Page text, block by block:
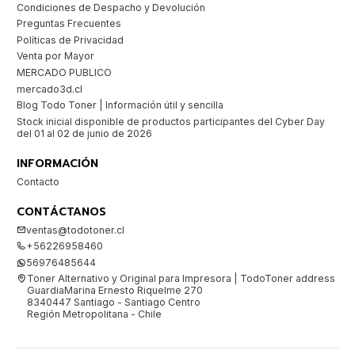
Condiciones de Despacho y Devolución
Preguntas Frecuentes
Políticas de Privacidad
Venta por Mayor
MERCADO PUBLICO
mercado3d.cl
Blog Todo Toner | Información útil y sencilla
Stock inicial disponible de productos participantes del Cyber Day
del 01 al 02 de junio de 2026
INFORMACIÓN
Contacto
CONTÁCTANOS
ventas@todotoner.cl
+56226958460
56976485644
Toner Alternativo y Original para Impresora | TodoToner address
GuardiaMarina Ernesto Riquelme 270
8340447 Santiago - Santiago Centro
Región Metropolitana - Chile